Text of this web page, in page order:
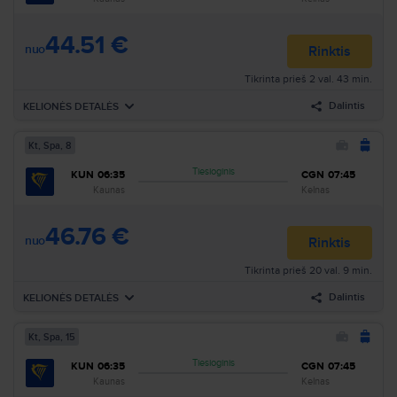
07:45
Atvykimas Kt, Rgs, 17
Kaunas–Kelnas
KELIONĖS DETALĖS Dalintis
nuo44.51 € Rinktis
Tikrinta prieš 2 val. 43 min.
Išvykimas
06:35 Kaunas
KUN
07:45
Oro linijos : Ryanair
Atvykimas: Kt, Spa, 22
Kaunas–Kelnas
KUN 06:35
Kaunas
Tiesioginis CGN 07:45
Kelnas
KELIONĖS DETALĖS Dalintis
Kt, Spa, 8
nuo46.76 € Rinktis
Tikrinta prieš 20 val. 9 min.
Išvykimas
06:35 Kaunas
KUN
07:45
Oro linijos : Ryanair
KUN 06:35
Kaunas
Tiesioginis CGN 07:45
Kelnas
Kt, Spa, 15